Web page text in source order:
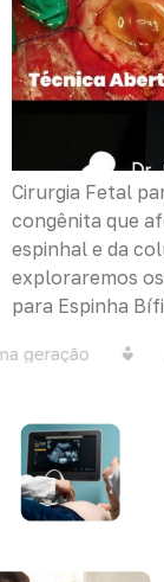
Cirurgia Fetal
congênita que
espinhal e da
exploraremos
para Espinha
geração